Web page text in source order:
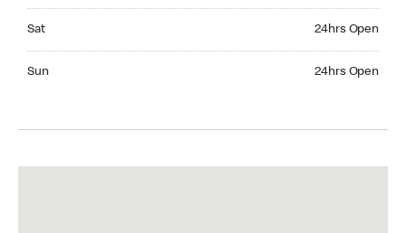
Sat 24hrs Open
Sun 24hrs Open